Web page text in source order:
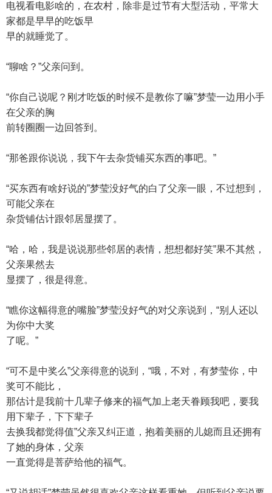
电视看电影啥的，在农村，除非是过节有大型活动，平常大
家都是早早的吃饭早
早的就睡觉了。
“聊啥？”父亲问到。
“你自己说呢？刚才吃饭的时候不是教你了嘛”梦莹一边用小手
在父亲的胸
前转圈圈一边回答到。
“那爸跟你说说，我下午去杂货铺买东西的事吧。”
“买东西有啥好说的”梦莹没好气的白了父亲一眼，不过想到，
可能父亲在
杂货铺估计跟邻居显摆了。
“哈，哈，我是说说那些邻居的表情，想想都好笑”果不其然，
父亲果然去
显摆了，很是得意。
“瞧你这幅得意的嘴脸”梦莹没好气的对父亲说到，“别人还以
为你中大奖
了呢。”
“可不是中奖么”父亲得意的说到，“哦，不对，有梦莹你，中
奖可不能比，
那估计是我前十几辈子修来的福气加上老天眷顾我吧，要我
用下辈子，下下辈子
去换我都觉得值”父亲又纠正道，抱着美丽的儿媳而且还拥有
了她的身体，父亲
一直觉得是菩萨给他的福气。